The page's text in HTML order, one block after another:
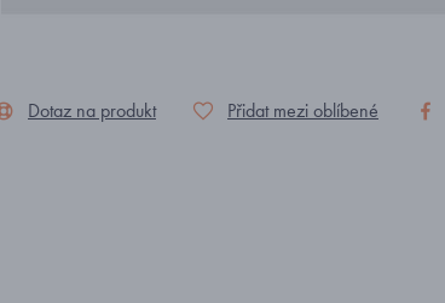
Dotaz na produkt Přidat mezi oblíbené